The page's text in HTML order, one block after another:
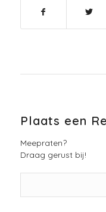
Plaats een
Meepraten?
Draag gerust bij!